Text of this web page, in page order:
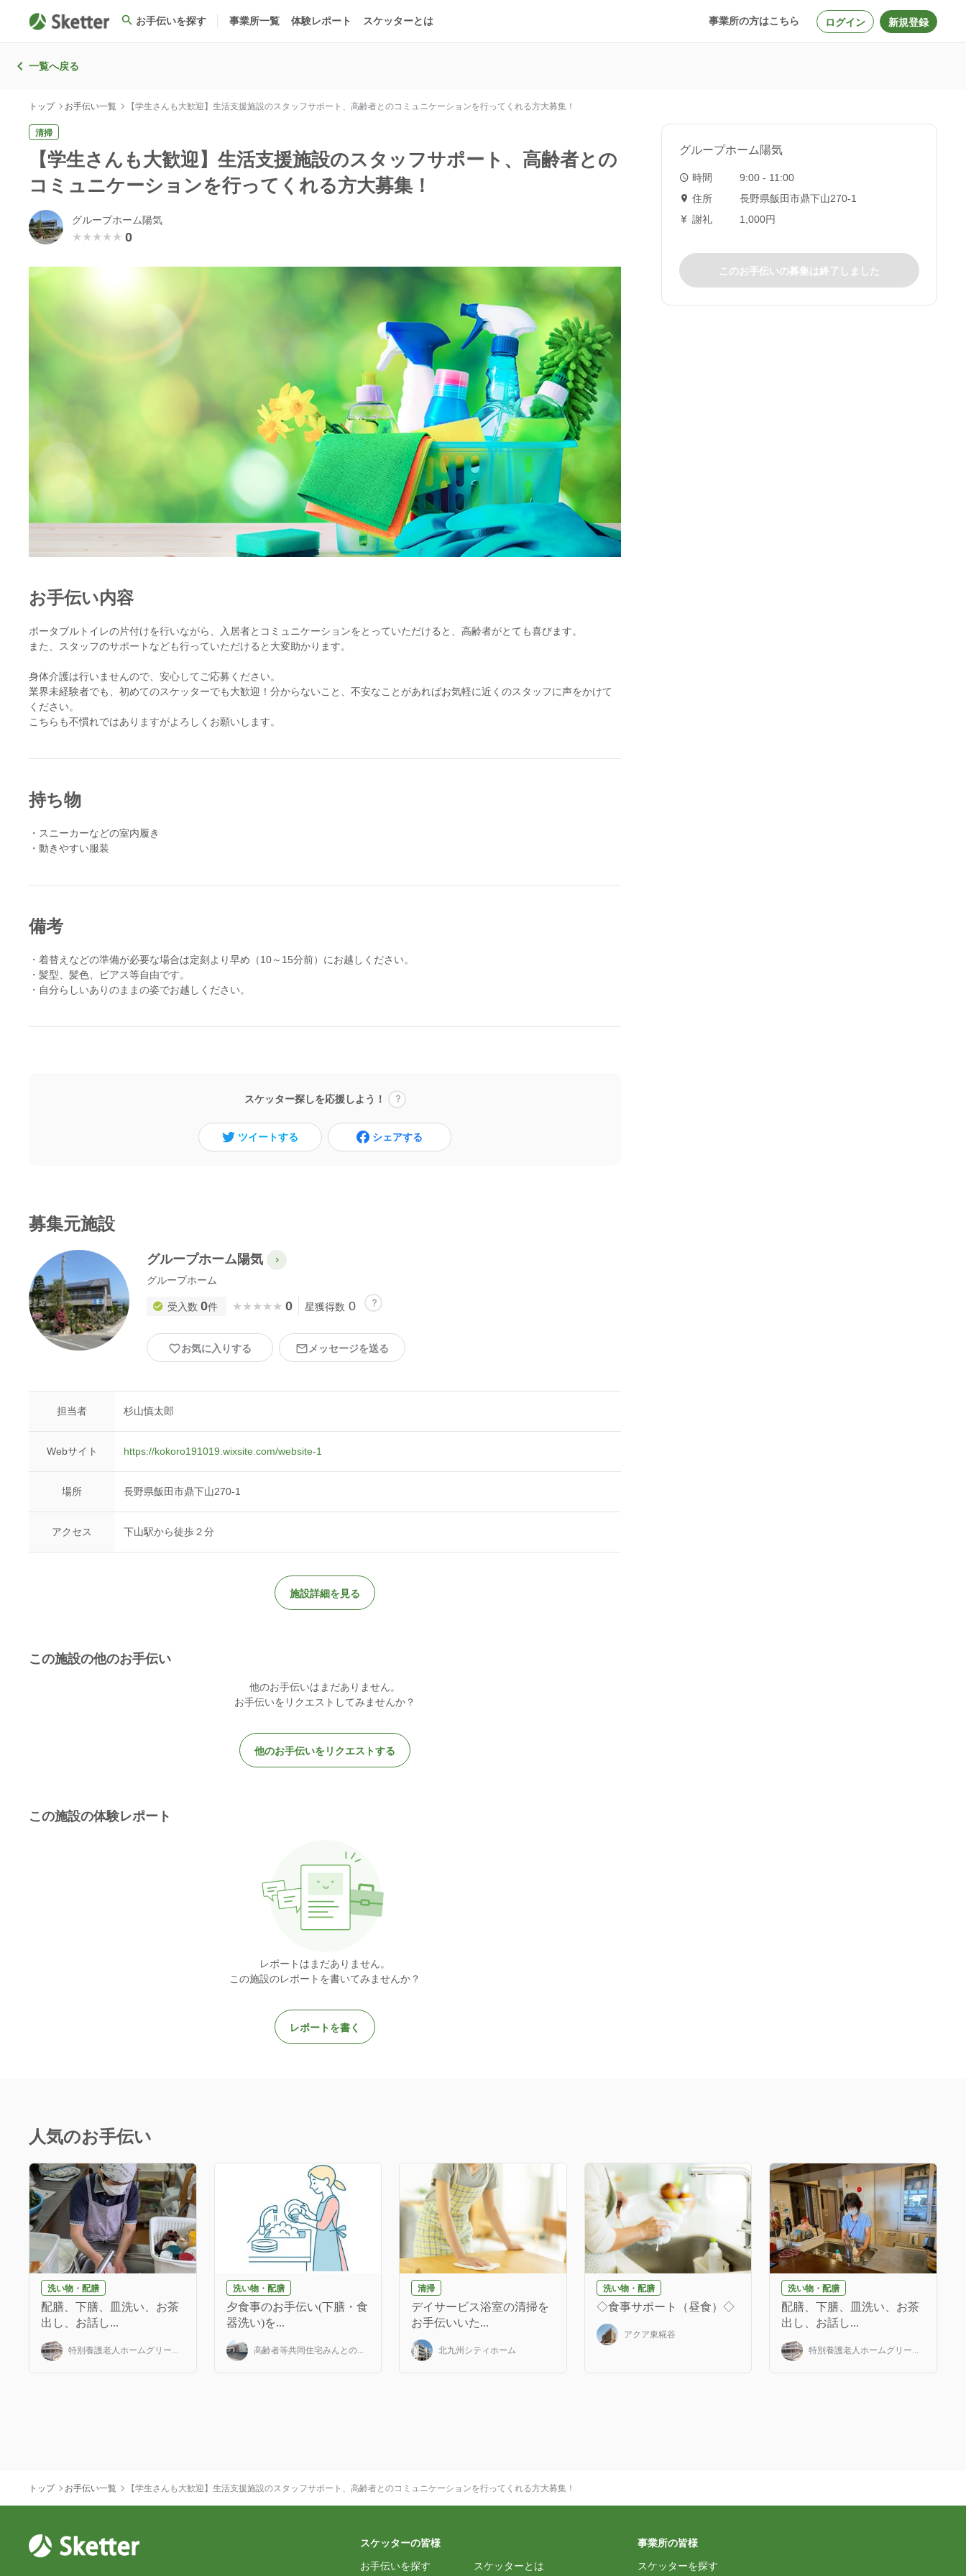
お手伝いを探す 事業所一覧 体験レポート スケッターとは 事業所の方はこちら ログイン 新規登録
一覧へ戻る
トップ お手伝い一覧 【学生さんも大歓迎】生活支援施設のスタッフサポート、高齢者とのコミュニケーションを行ってくれる方大募集！
清掃
【学生さんも大歓迎】生活支援施設のスタッフサポート、高齢者との
コミュニケーションを行ってくれる方大募集！
グループホーム陽気
★★★★★
★★★★★ 0
お手伝い内容
ポータブルトイレの片付けを行いながら、入居者とコミュニケーションをとっていただけると、高齢者がとても喜びます。
また、スタッフのサポートなども行っていただけると大変助かります。
身体介護は行いませんので、安心してご応募ください。
業界未経験者でも、初めてのスケッターでも大歓迎！分からないこと、不安なことがあればお気軽に近くのスタッフに声をかけて
ください。
持ち物
・スニーカーなどの室内履き
・動きやすい服装
備考
・着替えなどの準備が必要な場合は定刻より早め（10～15分前）にお越しください。
・髪型、髪色、ピアス等自由です。
・自分らしいありのままの姿でお越しください。
スケッター探しを応援しよう！
ツイートする シェアする
募集元施設
グループホーム陽気
グループホーム
受入数 0件 ★★★★★
★★★★★ 0 星獲得数 0
お気に入りする メッセージを送る
担当者 杉山慎太郎
Webサイト https://kokoro191019.wixsite.com/website-1
場所 長野県飯田市鼎下山270-1
アクセス 下山駅から徒歩２分
施設詳細を見る
この施設の他のお手伝い
他のお手伝いはまだありません。
お手伝いをリクエストしてみませんか？
他のお手伝いをリクエストする
この施設の体験レポート
レポートはまだありません。
この施設のレポートを書いてみませんか？
レポートを書く
グループホーム陽気
時間
9:00 - 11:00
住所
長野県飯田市鼎下山270-1
謝礼
1,000円
このお手伝いの募集は終了しました
人気のお手伝い
洗い物・配膳
配膳、下膳、皿洗い、お茶
出し、お話し...
特別養護老人ホームグリー...
洗い物・配膳
夕食事のお手伝い(下膳・食
器洗い)を...
高齢者等共同住宅みんとの...
清掃
デイサービス浴室の清掃を
お手伝いいた...
北九州シティホーム
洗い物・配膳
◇食事サポート（昼食）◇
アクア東糀谷
洗い物・配膳
配膳、下膳、皿洗い、お茶
出し、お話し...
特別養護老人ホームグリー...
トップ お手伝い一覧 【学生さんも大歓迎】生活支援施設のスタッフサポート、高齢者とのコミュニケーションを行ってくれる方大募集！
スケッターの皆様
お手伝いを探す
スケッターとは
事業所の皆様
スケッターを探す